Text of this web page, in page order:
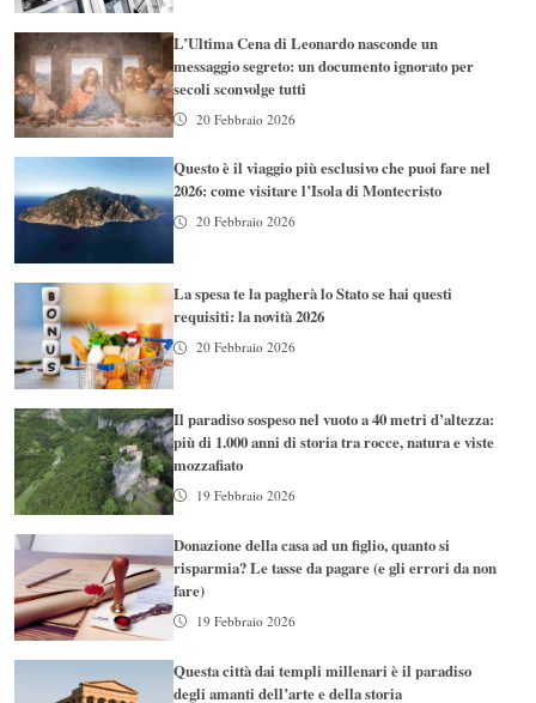
L’Ultima Cena di Leonardo nasconde un
messaggio segreto: un documento ignorato per
secoli sconvolge tutti
20 Febbraio 2026
Questo è il viaggio più esclusivo che puoi fare nel
2026: come visitare l’Isola di Montecristo
20 Febbraio 2026
La spesa te la pagherà lo Stato se hai questi
requisiti: la novità 2026
20 Febbraio 2026
Il paradiso sospeso nel vuoto a 40 metri d’altezza:
più di 1.000 anni di storia tra rocce, natura e viste
mozzafiato
19 Febbraio 2026
Donazione della casa ad un figlio, quanto si
risparmia? Le tasse da pagare (e gli errori da non
fare)
19 Febbraio 2026
Questa città dai templi millenari è il paradiso
degli amanti dell’arte e della storia